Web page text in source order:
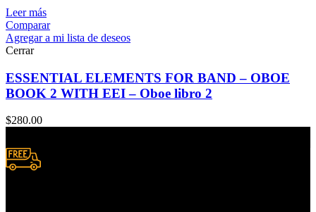
Leer más
Comparar
Agregar a mi lista de deseos
Cerrar
ESSENTIAL ELEMENTS FOR BAND – OBOE
BOOK 2 WITH EEI – Oboe libro 2
$280.00